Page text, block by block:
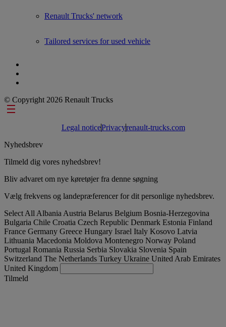
Renault Trucks' network
Tailored services for used vehicle
© Copyright 2026 Renault Trucks
Footer links
Legal noticePrivacyrenault-trucks.com
Nyhedsbrev
Tilmeld dig vores nyhedsbrev!
Bliv advaret om nye køretøjer fra denne søgning
Vælg frekvens og landepræferencer for dit personlige nyhedsbrev.
Select All Albania Austria Belarus Belgium Bosnia-Herzegovina
Bulgaria Chile Croatia Czech Republic Denmark Estonia Finland
France Germany Greece Hungary Israel Italy Kosovo Latvia
Lithuania Macedonia Moldova Montenegro Norway Poland
Portugal Romania Russia Serbia Slovakia Slovenia Spain
Switzerland The Netherlands Turkey Ukraine United Arab Emirates
United Kingdom
Tilmeld